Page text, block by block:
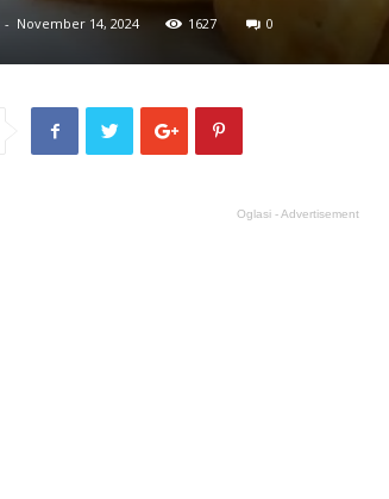
- November 14, 2024 1627 0
Oglasi - Advertisement